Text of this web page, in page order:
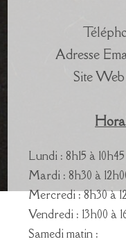
Adresse
Site
Lundi : 8h15 à 10h45
Mardi : 8h30 à
Mercredi : 8h30 à
Vendredi : 13h00 à
Samedi matin :